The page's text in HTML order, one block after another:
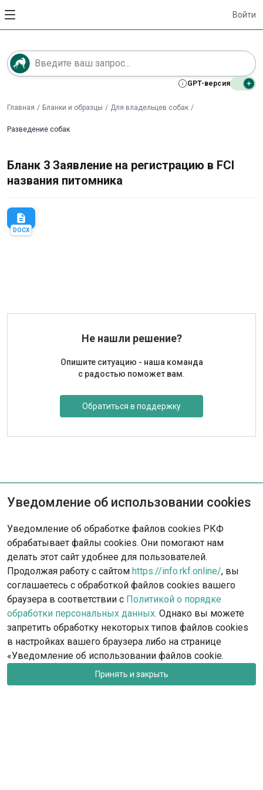
Войти
GPT-версия
Главная / Бланки и образцы / Для владельцев собак /
Разведение собак
Бланк 3 Заявление на регистрацию в FCI
названия питомника
description
DOCX
Не нашли решение?
Опишите ситуацию - наша команда
с радостью поможет вам.
Обратиться в поддержку
Уведомление об использовании cookies
Уведомление об обработке файлов cookies РКФ
обрабатывает файлы cookies. Они помогают нам
делать этот сайт удобнее для пользователей.
Продолжая работу с сайтом https://info.rkf.online/, вы
соглашаетесь с обработкой файлов cookies вашего
браузера в соответствии с Политикой о порядке
обработки персональных данных. Однако вы можете
запретить обработку некоторых типов файлов cookies
в настройках вашего браузера либо на странице
«Уведомление об использовании файлов cookie.
Принять и закрыть